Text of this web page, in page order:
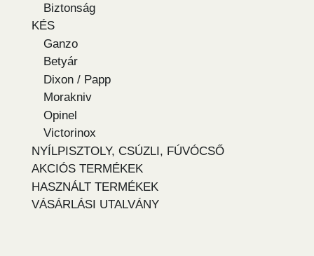
Biztonság
KÉS
Ganzo
Betyár
Dixon / Papp
Morakniv
Opinel
Victorinox
NYÍLPISZTOLY, CSÚZLI, FÚVÓCSŐ
AKCIÓS TERMÉKEK
HASZNÁLT TERMÉKEK
VÁSÁRLÁSI UTALVÁNY